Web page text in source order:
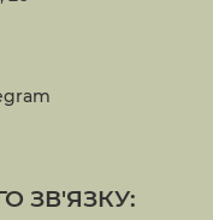
ЗВ'ЯЗКУ: